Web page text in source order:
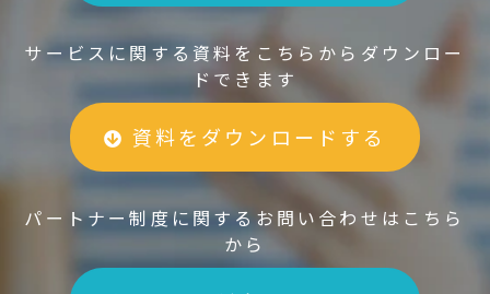
サービスに関する資料をこちらからダウンロー
ドできます
資料をダウンロードする
パートナー制度に関するお問い合わせはこちら
から